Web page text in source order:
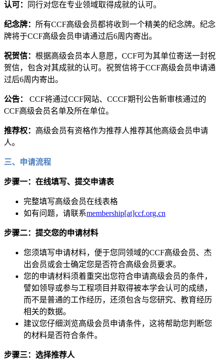
认可： 同行对您在专业领域取得成就的认可。
纪念牌： 所有CCF高级会员都将收到一个精美的纪念牌。纪念
牌将于CCF高级会员申请通过后6周内寄出。
祝贺信： 根据高级会员本人意愿，CCF可为其单位寄送一封祝
贺信，包含对其成就的认可。祝贺信将于CCF高级会员申请通
过后6周内寄出。
公告： CCF将通过CCF网站、CCCF期刊公告新审核通过的
CCF高级会员名单及所在单位。
推荐权： 高级会员有资格作为推荐人推荐其他高级会员申请
人。
三、申请流程
步骤一：在线填写、提交申请表
完整填写高级会员在线表格
如有问题，请联系membership[at]ccf.org.cn
步骤二：提交您的申请材料
您须填写申请材料，便于您同领域的CCF高级会员、杰
出会员或会士确定您是否符合高级会员要求。
您的申请材料须着重突出您符合申请高级会员的条件，
譬如领导或参与工程项目并取得被本学会认可的成绩，
而不是普通的工作经历，还须包含与您研究、教育经历
相关的数据。
建议您仔细浏览高级会员申请条件，这将帮助您判断您
的材料是否符合条件。
步骤三：选择推荐人